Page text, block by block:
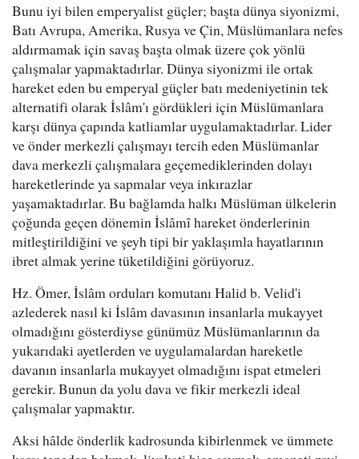
Bunu iyi bilen emperyalist güçler; başta dünya siyonizmi,
Batı Avrupa, Amerika, Rusya ve Çin, Müslümanlara nefes
aldırmamak için savaş başta olmak üzere çok yönlü
çalışmalar yapmaktadırlar. Dünya siyonizmi ile ortak
hareket eden bu emperyal güçler batı medeniyetinin tek
alternatifi olarak İslâm'ı gördükleri için Müslümanlara
karşı dünya çapında katliamlar uygulamaktadırlar. Lider
ve önder merkezli çalışmayı tercih eden Müslümanlar
dava merkezli çalışmalara geçemediklerinden dolayı
hareketlerinde ya sapmalar veya inkırazlar
yaşamaktadırlar. Bu bağlamda halkı Müslüman ülkelerin
çoğunda geçen dönemin İslâmî hareket önderlerinin
mitleştirildiğini ve şeyh tipi bir yaklaşımla hayatlarının
ibret almak yerine tüketildiğini görüyoruz.
Hz. Ömer, İslâm orduları komutanı Halid b. Velid'i
azlederek nasıl ki İslâm davasının insanlarla mukayyet
olmadığını gösterdiyse günümüz Müslümanlarının da
yukarıdaki ayetlerden ve uygulamalardan hareketle
davanın insanlarla mukayyet olmadığını ispat etmeleri
gerekir. Bunun da yolu dava ve fikir merkezli ideal
çalışmalar yapmaktır.
Aksi hâlde önderlik kadrosunda kibirlenmek ve ümmete